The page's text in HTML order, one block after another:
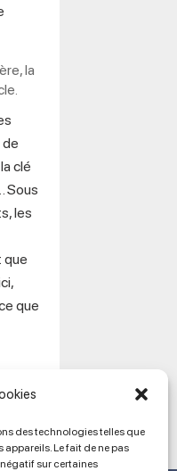
des technologies telles que
Le fait de ne pas
sur certaines
la
clé
Sous
les
que
que